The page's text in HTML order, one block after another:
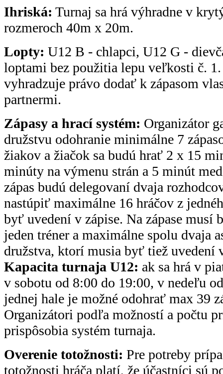
Ihriská: Turnaj sa hrá výhradne v
rozmeroch 40m x 20m.
Lopty: U12 B - chlapci, U12 G -
loptami bez použitia lepu veľkosti č.
vyhradzuje právo dodať k zápasom
partnermi.
Zápasy a hrací systém: Organizátor
družstvu odohranie minimálne 7
žiakov a žiačok sa budú hrať 2 x 15
minúty na výmenu strán a 5 minút
zápas budú delegovaní dvaja
nastúpiť maximálne 16 hráčov z
byť uvedení v zápise. Na zápase
jeden tréner a maximálne spolu dvaja
družstva, ktorí musia byť tiež uvedení
Kapacita turnaja U12: ak sa hrá v
v sobotu od 8:00 do 19:00, v nedeľu
jednej hale je možné odohrať max 39
Organizátori podľa možností a počtu
prispôsobia systém turnaja.
Overenie totožnosti: Pre potreby
totožnosti hráča platí, že účastníci sú